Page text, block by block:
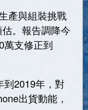
產與組裝挑戰
。報告調降今
萬支修正到
到2019年，對
出貨動能，